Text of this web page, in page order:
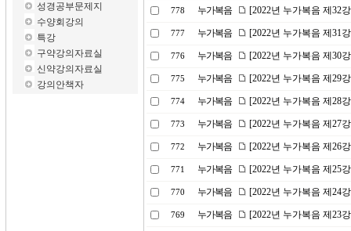
성경공부문제지
수양회강의
특강
구약강의자료실
신약강의자료실
강의안책자
778 누가복음 [2022년 누가복음 제32
777 누가복음 [2022년 누가복음 제31
776 누가복음 [2022년 누가복음 제30
775 누가복음 [2022년 누가복음 제29
774 누가복음 [2022년 누가복음 제28
773 누가복음 [2022년 누가복음 제27
772 누가복음 [2022년 누가복음 제26
771 누가복음 [2022년 누가복음 제25
770 누가복음 [2022년 누가복음 제24
769 누가복음 [2022년 누가복음 제23